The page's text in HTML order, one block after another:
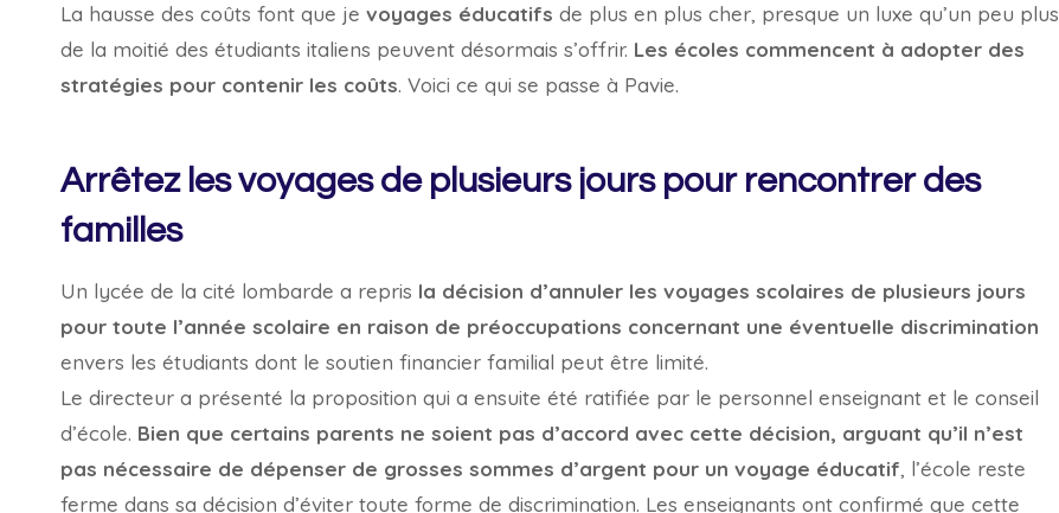
La hausse des coûts font que je voyages éducatifs de plus en plus cher, presque un luxe qu’un peu plus
de la moitié des étudiants italiens peuvent désormais s’offrir. Les écoles commencent à adopter des
stratégies pour contenir les coûts. Voici ce qui se passe à Pavie.
Arrêtez les voyages de plusieurs jours pour rencontrer des
familles
Un lycée de la cité lombarde a repris la décision d’annuler les voyages scolaires de plusieurs jours
pour toute l’année scolaire en raison de préoccupations concernant une éventuelle discrimination
envers les étudiants dont le soutien financier familial peut être limité.
Le directeur a présenté la proposition qui a ensuite été ratifiée par le personnel enseignant et le conseil
d’école. Bien que certains parents ne soient pas d’accord avec cette décision, arguant qu’il n’est
pas nécessaire de dépenser de grosses sommes d’argent pour un voyage éducatif, l’école reste
ferme dans sa décision d’éviter toute forme de discrimination. Les enseignants ont confirmé que cette